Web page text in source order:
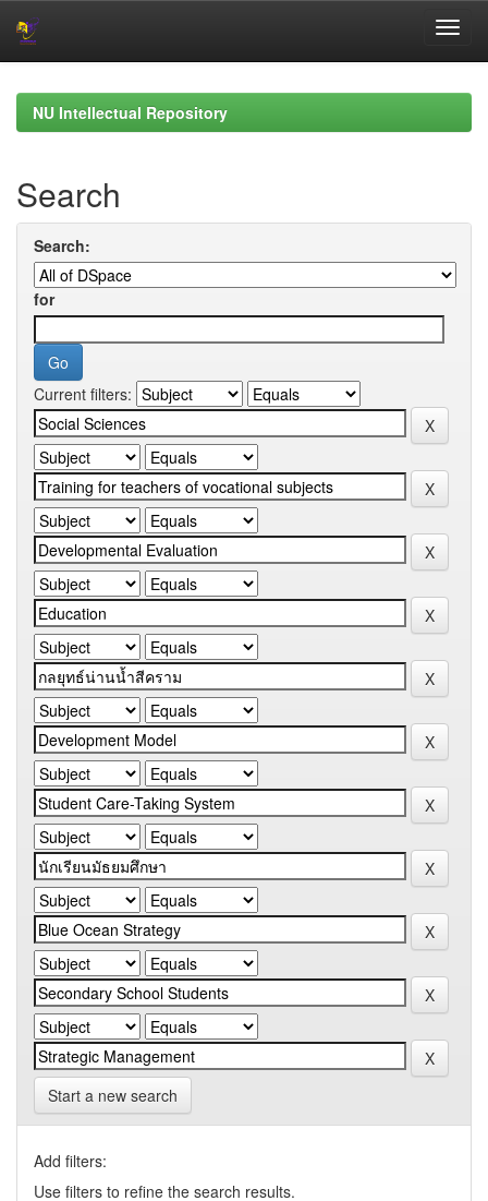
navigationNU Intellectual Repository
Search
Search:
for
Current filters:
Start a new search
Add filters:
Use filters to refine the search results.